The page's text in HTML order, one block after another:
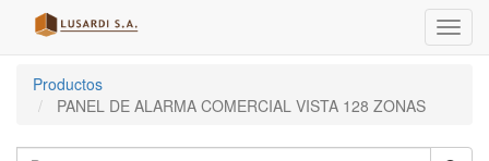
Menú
de
Productos
PANEL DE ALARMA COMERCIAL VISTA 128 ZONAS